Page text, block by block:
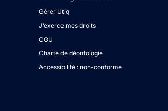
Gérer Utiq
J’exerce mes droits
CGU
Charte de déontologie
Accessibilité : non-conforme